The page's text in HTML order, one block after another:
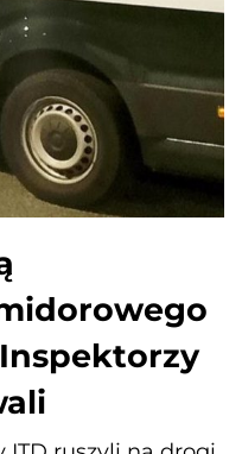
Inspektorzy